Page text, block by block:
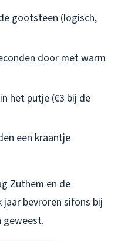
gootsteen (logisch,
door met warm
het putje (€3 bij de
een kraantje
Zuthem en de
jaar bevroren sifons bij
geweest.